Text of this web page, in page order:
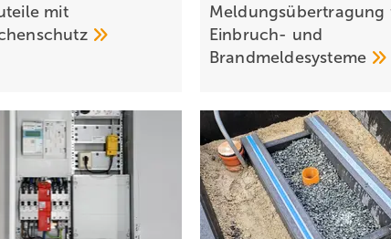
mit
Meldungsübertragung
Einbruch- und
Brand­melde­systeme